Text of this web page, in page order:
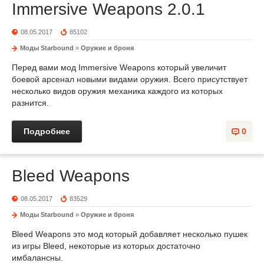
Immersive Weapons 2.0.1
08.05.2017 85102
Моды Starbound » Оружие и броня
Перед вами мод Immersive Weapons который увеличит
боевой арсенал новыми видами оружия. Всего присутствует
несколько видов оружия механика каждого из которых
разнится.
0
Подробнее
Bleed Weapons
08.05.2017 83529
Моды Starbound » Оружие и броня
Bleed Weapons это мод который добавляет несколько пушек
из игры Bleed, некоторые из которых достаточно
имбалансны.